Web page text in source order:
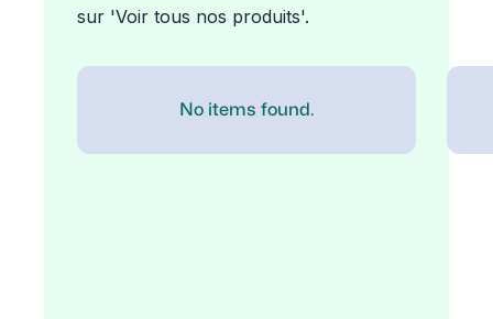
sur 'Voir tous nos produits'.
No items found.